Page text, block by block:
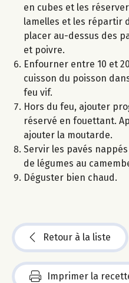
en cubes et les
lamelles et les répartir
placer au-dessus des
et poivre.
Enfourner entre 10 et
cuisson du poisson
feu vif.
Hors du feu, ajouter
réservé en fouettant.
ajouter la moutarde.
Servir les pavés
de légumes au
Déguster bien chaud.
Retour à la liste
Imprimer la